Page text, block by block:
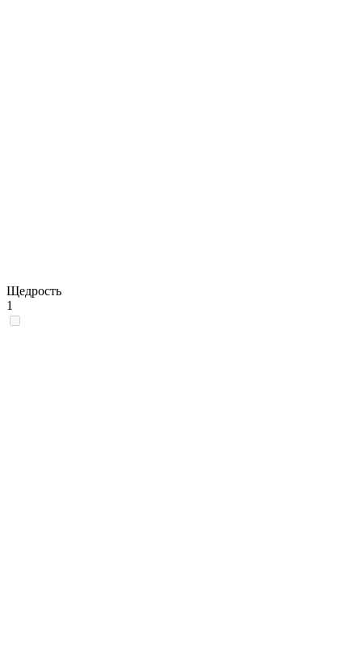
Щедрость
1